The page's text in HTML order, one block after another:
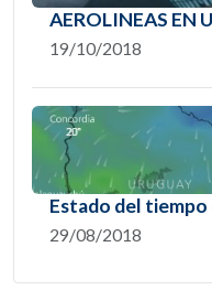
AEROLINEAS EN
19/10/2018
Estado del tiempo
29/08/2018